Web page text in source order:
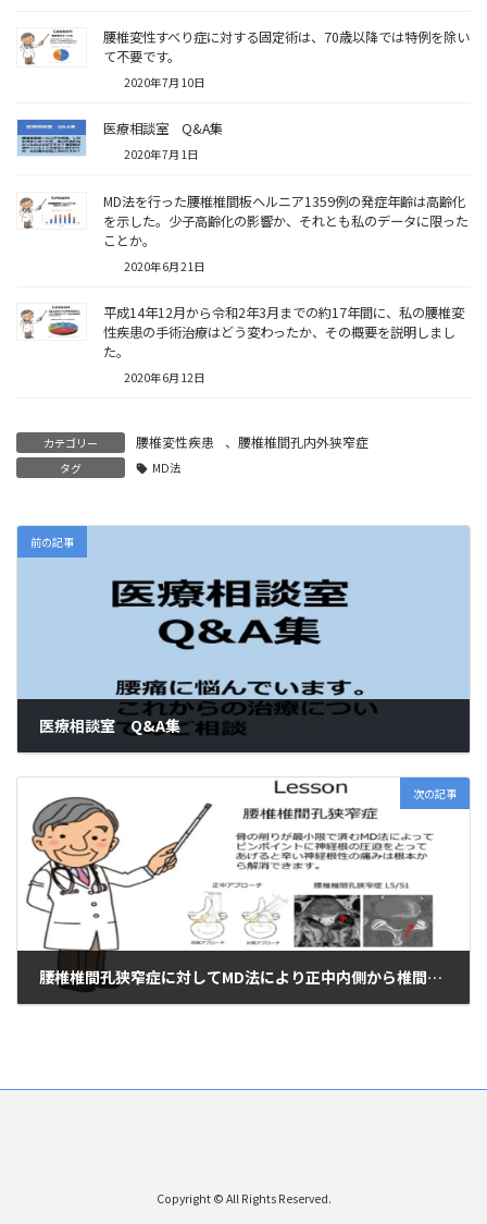
腰椎変性すべり症に対する固定術は、70歳以降では特例を除い
て不要です。
2020年7月10日
医療相談室 Q&A集
2020年7月1日
MD法を行った腰椎椎間板ヘルニア1359例の発症年齢は高齢化
を示した。少子高齢化の影響か、それとも私のデータに限った
ことか。
2020年6月21日
平成14年12月から令和2年3月までの約17年間に、私の腰椎変
性疾患の手術治療はどう変わったか、その概要を説明しまし
た。
2020年6月12日
カテゴリー 腰椎変性疾患 、 腰椎椎間孔内外狭窄症
タグ MD法
前の記事
医療相談室 Q&A集
次の記事
腰椎椎間孔狭窄症に対してMD法により正中内側から椎間孔拡大術を行い、神経根を除圧したケースの紹介。
Copyright © All Rights Reserved.